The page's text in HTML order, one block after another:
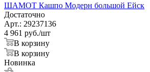
ШАМОТ Кашпо Модерн большой Ейск
Достаточно
Арт.: 29237136
4 961 руб./шт
В корзину
В корзину
Новинка